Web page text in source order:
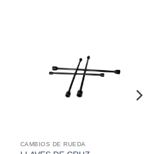
CAMBIOS DE RUEDA